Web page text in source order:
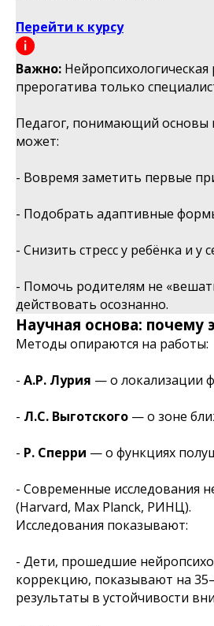
Перейти к курсу
Важно:
прерогатива только
Педагог, понимающий основы
может:
- Вовремя заметить первые
- Подобрать адаптивные
- Снизить стресс у ребёнка и у
- Помочь родителям не
действовать осознанно.
Научная основа: почему
Методы опираются на работы:
- А.Р. Лурия — о локализации
- Л.С. Выготского — о зоне
- Р. Сперри — о функциях
- Современные исследования
(Harvard, Max Planck, РИНЦ).
Исследования показывают:
- Дети, прошедшие
коррекцию, показывают на
результаты в устойчивости